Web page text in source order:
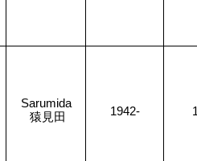
Sarumida
猿見田
1942-